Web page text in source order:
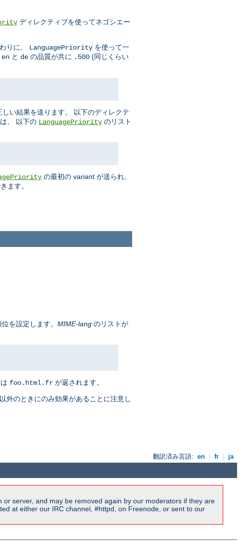
ディレクティブを使ってネゴシエー
りに、 LanguagePriority を使って一
en と de の品質が共に .500 (同じくらい
しい結果を送ります。 以下のディレクテ
、 以下の LanguagePriority のリスト
の最初の variant が送られ、
ます。
を設定します。 MIME-lang のリストが
foo.html.fr が返されます。
以外のときにのみ効果があることに注意し
翻訳済み言語: en fr ja
server, and may be removed again by our moderators if they are
at either our IRC channel, #httpd, on Freenode, or sent to our